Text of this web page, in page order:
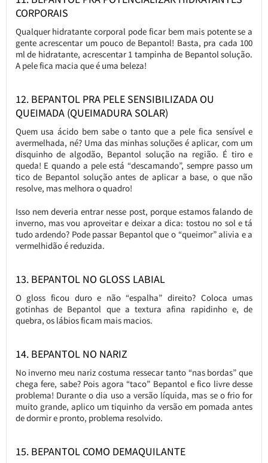
CORPORAIS
Qualquer hidratante corporal pode ficar bem mais potente se a
gente acrescentar um pouco de Bepantol! Basta, pra cada 100
ml de hidratante, acrescentar 1 tampinha de Bepantol solução.
A pele fica macia que é uma beleza!
12. BEPANTOL PRA PELE SENSIBILIZADA OU
QUEIMADA (QUEIMADURA SOLAR)
Quem usa ácido bem sabe o tanto que a pele fica sensível e
avermelhada, né? Uma das minhas soluções é aplicar, com um
disquinho de algodão, Bepantol solução na região. É tiro e
queda! E quando a pele está “descamando”, sempre passo um
tico de Bepantol solução antes de aplicar a base, o que não
resolve, mas melhora o quadro!
Isso nem deveria entrar nesse post, porque estamos falando de
inverno, mas vou aproveitar e deixar a dica: tostou no sol e tá
tudo ardendo? Pode passar Bepantol que o “queimor” alivia e a
vermelhidão é reduzida.
13. BEPANTOL NO GLOSS LABIAL
O gloss ficou duro e não “espalha” direito? Coloca umas
gotinhas de Bepantol que a textura afina rapidinho e, de
quebra, os lábios ficam mais macios.
14. BEPANTOL NO NARIZ
No inverno meu nariz costuma ressecar tanto “nas bordas” que
chega fere, sabe? Pois agora “taco” Bepantol e fico livre desse
problema! Durante o dia uso a versão líquida, mas se o frio for
muito grande, aplico um tiquinho da versão em pomada antes
de dormir e pronto, problema resolvido.
15. BEPANTOL COMO DEMAQUILANTE